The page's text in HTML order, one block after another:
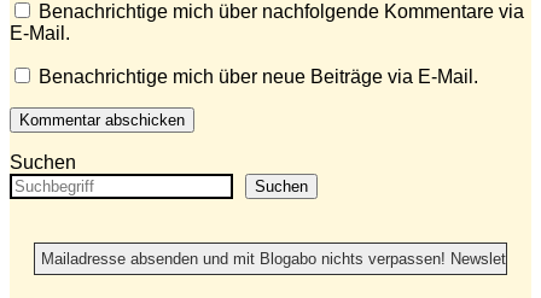
Benachrichtige mich über nachfolgende Kommentare via
E-Mail.
Benachrichtige mich über neue Beiträge via E-Mail.
Suchen
Suchen